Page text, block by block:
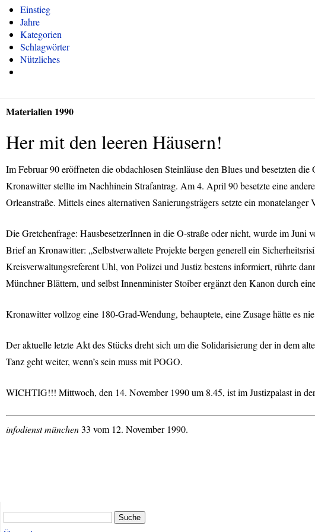
Einstieg
Jahre
Kategorien
Schlagwörter
Nützliches
Materialien 1990
Her mit den leeren Häusern!
Im Februar 90 eröffneten die obdachlosen Steinläuse den Blues und besetzten
Kronawitter stellte im Nachhinein Strafantrag. Am 4. April 90 besetzte eine
Orleanstraße. Mittels eines alternativen Sanierungsträgers setzte ein monatelanger
Die Gretchenfrage: HausbesetzerInnen in die O-straße oder nicht, wurde im
Brief an Kronawitter: „Selbstverwaltete Projekte bergen generell ein
Kreisverwaltungsreferent Uhl, von Polizei und Justiz bestens informiert, rührte
Münchner Blättern, und selbst Innenminister Stoiber ergänzt den Kanon durch
Kronawitter vollzog eine 180-Grad-Wendung, behauptete, eine Zusage hätte es
Der aktuelle letzte Akt des Stücks dreht sich um die Solidarisierung der in dem
Tanz geht weiter, wenn’s sein muss mitPOGO.
WICHTIG!!! Mittwoch, den 14. November 1990 um 8.45, ist im Justizpalast in
infodienst münchen33 vom 12. November 1990.
Suche